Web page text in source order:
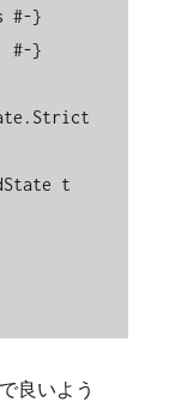
#-}
#-}
t
良いよう